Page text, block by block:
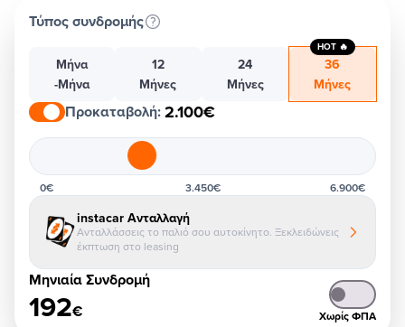
Τύπος συνδρομής
Μήνα
-Μήνα
12
Μήνες
24
Μήνες
36
Μήνες
HOT 🔥
Προκαταβολή:2.100€
0€ 3.450€ 6.900€
instacar Ανταλλαγή
Ανταλλάσσεις το παλιό σου αυτοκίνητο. Ξεκλειδώνεις
έκπτωση στο leasing
Μηνιαία Συνδρομή
192€ Χωρίς ΦΠΑ